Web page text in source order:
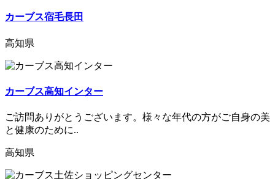
カーブス宿毛長田
高知県
カーブス高知インター
ご訪問ありがとうございます。様々な年代の方がご自身の美
と健康のために..
高知県